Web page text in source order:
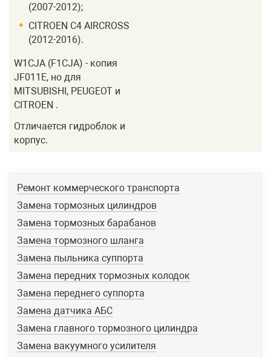
Ремонт коммерческого транспорта
Замена тормозных цилиндров
Замена тормозных барабанов
Замена тормозного шланга
Замена пыльника суппорта
Замена передних тормозных колодок
Замена переднего суппорта
Замена датчика АБС
Замена главного тормозного цилиндра
Замена вакуумного усилителя
(2007-2012);
CITROEN C4 AIRCROSS
(2012-2016).
W1CJA (F1CJA) - копия
JF011E, но для
MITSUBISHI, PEUGEOT и
CITROEN .
Отличается гидроблок и
корпус.